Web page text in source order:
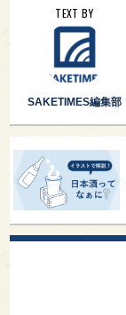
TEXT BY
SAKETIMES編集部